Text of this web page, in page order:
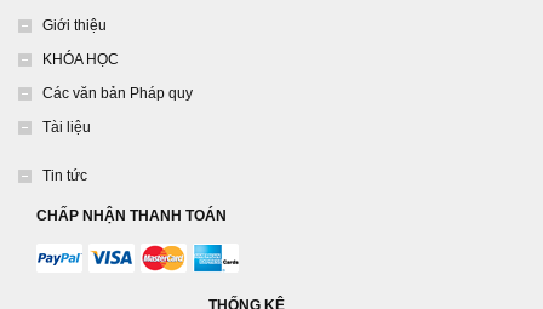
Giới thiệu
KHÓA HỌC
Các văn bản Pháp quy
Tài liệu
Tin tức
CHẤP NHẬN THANH TOÁN
THỐNG KÊ